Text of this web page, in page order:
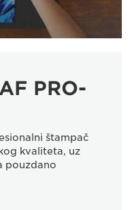
PRO-
štampač
kvaliteta, uz
pouzdano